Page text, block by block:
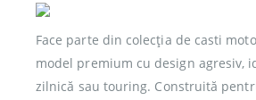
Face parte din colecția de casti moto
model premium cu design agresiv,
zilnică sau touring. Construită